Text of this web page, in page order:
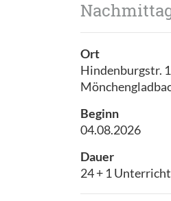
Ort
Hindenburgstr.
Beginn
04.08.2026
Dauer
24 + 1